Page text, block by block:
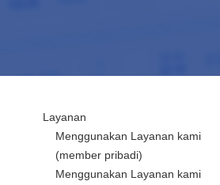
Layanan
Menggunakan Layanan kami
(member pribadi)
Menggunakan Layanan kami